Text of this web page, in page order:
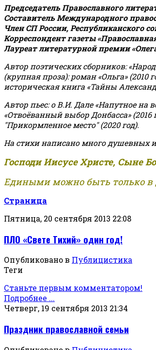
Председатель Православного
Составитель Международного
Член СП России, Республиканского
Корреспондент газеты
Лауреат литературной премии
Автор поэтических сборников:
(крупная проза): роман «Ольга» (2010
историческая книга «Тайны
Автор пьес: о В.И. Дале «Напутное на
«Отвоёванный выбор Донбасса» (2016
"Прикормленное место" (2020 год).
На стихи написано много душевных
Господи Иисусе Христе, Сыне
Едиными можно быть только в
Страница
Пятница, 20 сентября 2013 22:08
ПЛО «Свете Тихий» один год!
Опубликовано в Публицистика
Теги
Станьте первым комментатором!
Подробнее ...
Четверг, 19 сентября 2013 21:34
Праздник православной семьи